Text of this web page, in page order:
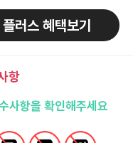
러스 혜택보기
항
사항을 확인해주세요